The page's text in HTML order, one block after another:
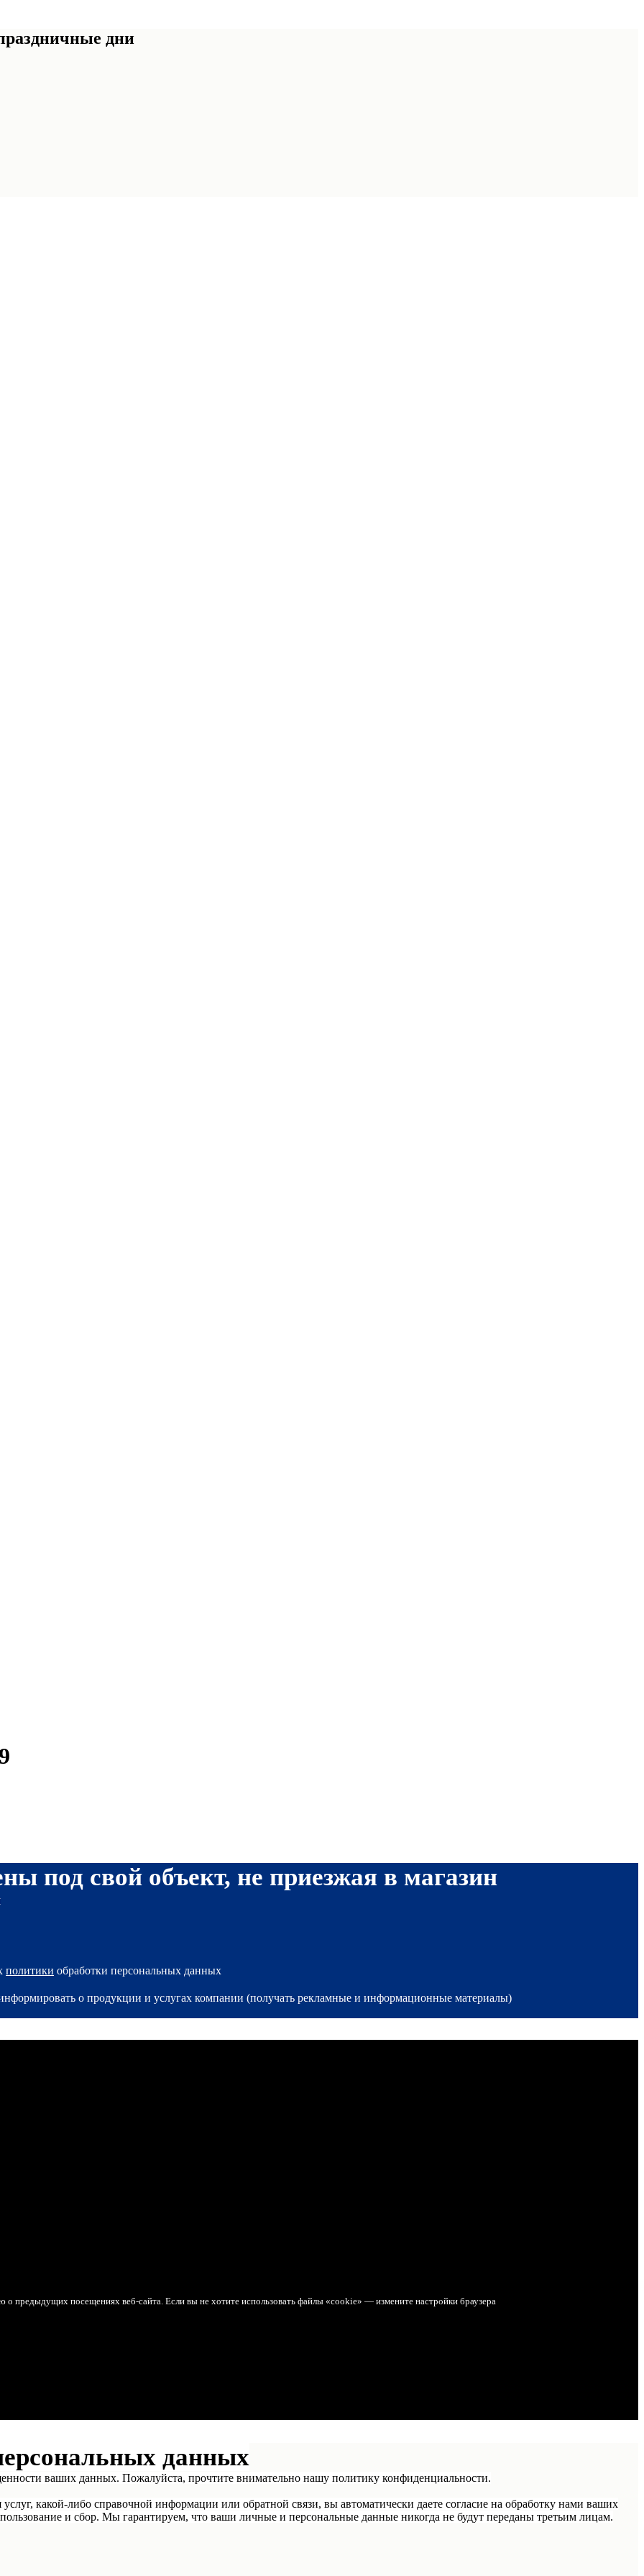
дни
под свой объект, не приезжая в магазин
политики обработки персональных данных
о продукции и услугах компании (получать рекламные и информационные материалы)
предыдущих посещениях веб-сайта. Если вы не хотите использовать файлы «cookie» — измените настройки браузера
данных
ваших данных. Пожалуйста, прочтите внимательно нашу политику конфиденциальности.
какой-либо справочной информации или обратной связи, вы автоматически даете согласие на обработку нами ваших
и сбор. Мы гарантируем, что ваши личные и персональные данные никогда не будут переданы третьим лицам.